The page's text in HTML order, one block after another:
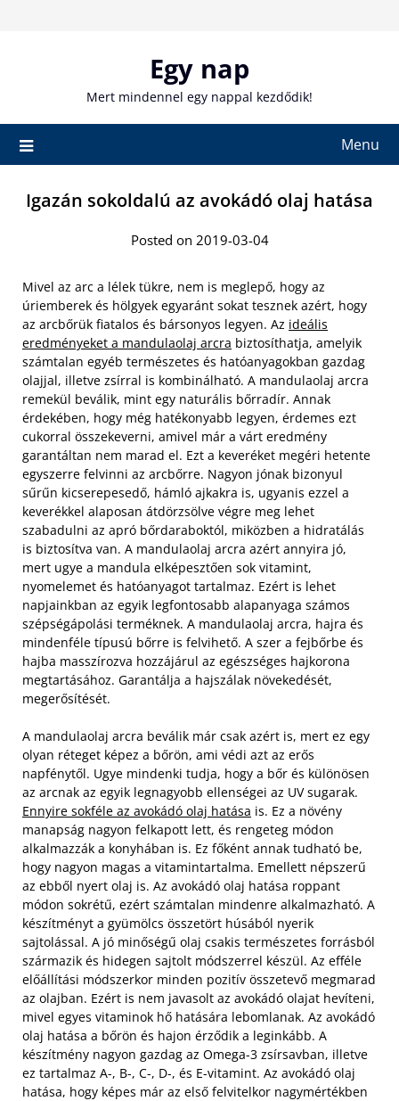
Egy nap
Mert mindennel egy nappal kezdődik!
Menu
Igazán sokoldalú az avokádó olaj hatása
Posted on 2019-03-04
Mivel az arc a lélek tükre, nem is meglepő, hogy az
úriemberek és hölgyek egyaránt sokat tesznek azért, hogy
az arcbőrük fiatalos és bársonyos legyen. Az ideális
eredményeket a mandulaolaj arcra biztosíthatja, amelyik
számtalan egyéb természetes és hatóanyagokban gazdag
olajjal, illetve zsírral is kombinálható. A mandulaolaj arcra
remekül beválik, mint egy naturális bőrradír. Annak
érdekében, hogy még hatékonyabb legyen, érdemes ezt
cukorral összekeverni, amivel már a várt eredmény
garantáltan nem marad el. Ezt a keveréket megéri hetente
egyszerre felvinni az arcbőrre. Nagyon jónak bizonyul
sűrűn kicserepesedő, hámló ajkakra is, ugyanis ezzel a
keverékkel alaposan átdörzsölve végre meg lehet
szabadulni az apró bőrdaraboktól, miközben a hidratálás
is biztosítva van. A mandulaolaj arcra azért annyira jó,
mert ugye a mandula elképesztően sok vitamint,
nyomelemet és hatóanyagot tartalmaz. Ezért is lehet
napjainkban az egyik legfontosabb alapanyaga számos
szépségápolási terméknek. A mandulaolaj arcra, hajra és
mindenféle típusú bőrre is felvihető. A szer a fejbőrbe és
hajba masszírozva hozzájárul az egészséges hajkorona
megtartásához. Garantálja a hajszálak növekedését,
megerősítését.
A mandulaolaj arcra beválik már csak azért is, mert ez egy
olyan réteget képez a bőrön, ami védi azt az erős
napfénytől. Ugye mindenki tudja, hogy a bőr és különösen
az arcnak az egyik legnagyobb ellenségei az UV sugarak.
Ennyire sokféle az avokádó olaj hatása is. Ez a növény
manapság nagyon felkapott lett, és rengeteg módon
alkalmazzák a konyhában is. Ez főként annak tudható be,
hogy nagyon magas a vitamintartalma. Emellett népszerű
az ebből nyert olaj is. Az avokádó olaj hatása roppant
módon sokrétű, ezért számtalan mindenre alkalmazható. A
készítményt a gyümölcs összetört húsából nyerik
sajtolással. A jó minőségű olaj csakis természetes forrásból
származik és hidegen sajtolt módszerrel készül. Az efféle
előállítási módszerkor minden pozitív összetevő megmarad
az olajban. Ezért is nem javasolt az avokádó olajat hevíteni,
mivel egyes vitaminok hő hatására lebomlanak. Az avokádó
olaj hatása a bőrön és hajon érződik a leginkább. A
készítmény nagyon gazdag az Omega-3 zsírsavban, illetve
ez tartalmaz A-, B-, C-, D-, és E-vitamint. Az avokádó olaj
hatása, hogy képes már az első felvitelkor nagymértékben